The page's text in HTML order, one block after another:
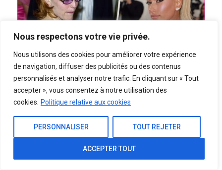
Nous respectons votre vie privée.
Nous utilisons des cookies pour améliorer votre expérience
de navigation, diffuser des publicités ou des contenus
personnalisés et analyser notre trafic. En cliquant sur « Tout
accepter », vous consentez à notre utilisation des
cookies.
Politique relative aux cookies
PERSONNALISER TOUT REJETER
ACCEPTER TOUT
Des Tutoriels Coiffure Inspirés Par Les
Looks Iconiques Des…
Femmes Africaines
20 ravissantes coiffures afro frisées